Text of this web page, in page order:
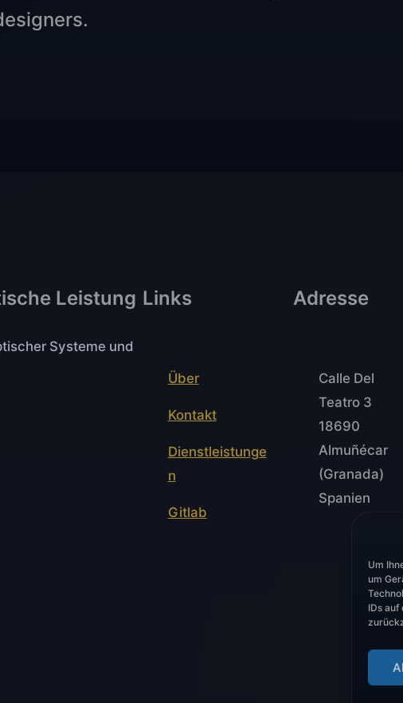
Um
um
IDs
Leistung
Systeme und
Links
Über
Kontakt
Dienstleistunge
n
Gitlab
Adresse
Calle Del
Teatro 3
18690
Almuñécar
(Granada)
Spanien